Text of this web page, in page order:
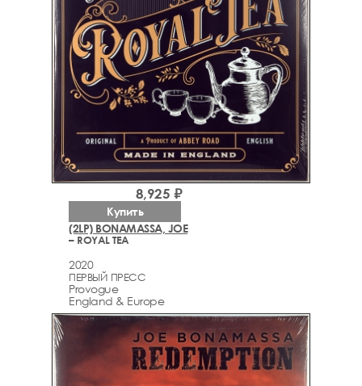
(2LP) BONAMASSA, JOE
– ROYAL TEA
2020
ПЕРВЫЙ ПРЕСС
Provogue
England & Europe
8,925 ₽
Купить